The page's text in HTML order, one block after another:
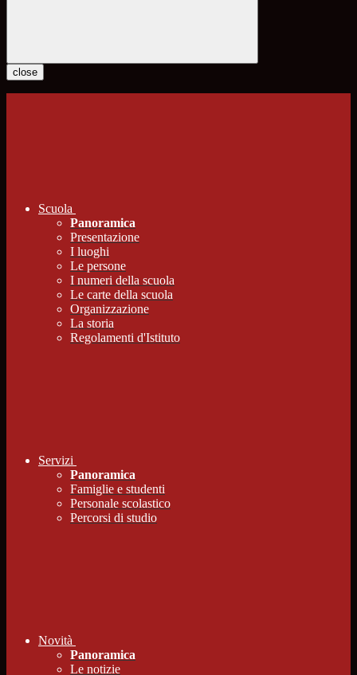
close
Scuola
Panoramica
Presentazione
I luoghi
Le persone
I numeri della scuola
Le carte della scuola
Organizzazione
La storia
Regolamenti d'Istituto
Servizi
Panoramica
Famiglie e studenti
Personale scolastico
Percorsi di studio
Novità
Panoramica
Le notizie